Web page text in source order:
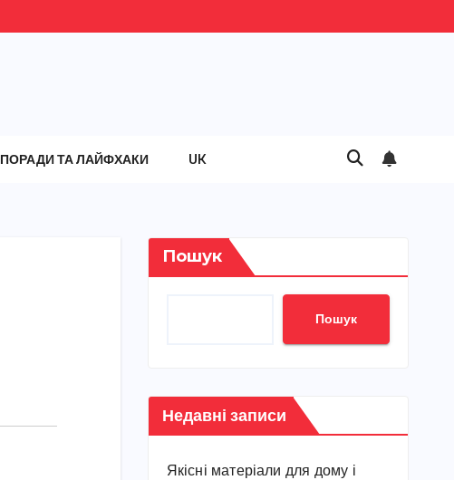
ПОРАДИ ТА ЛАЙФХАКИ UK
Пошук
Пошук
Недавні записи
Якісні матеріали для дому і